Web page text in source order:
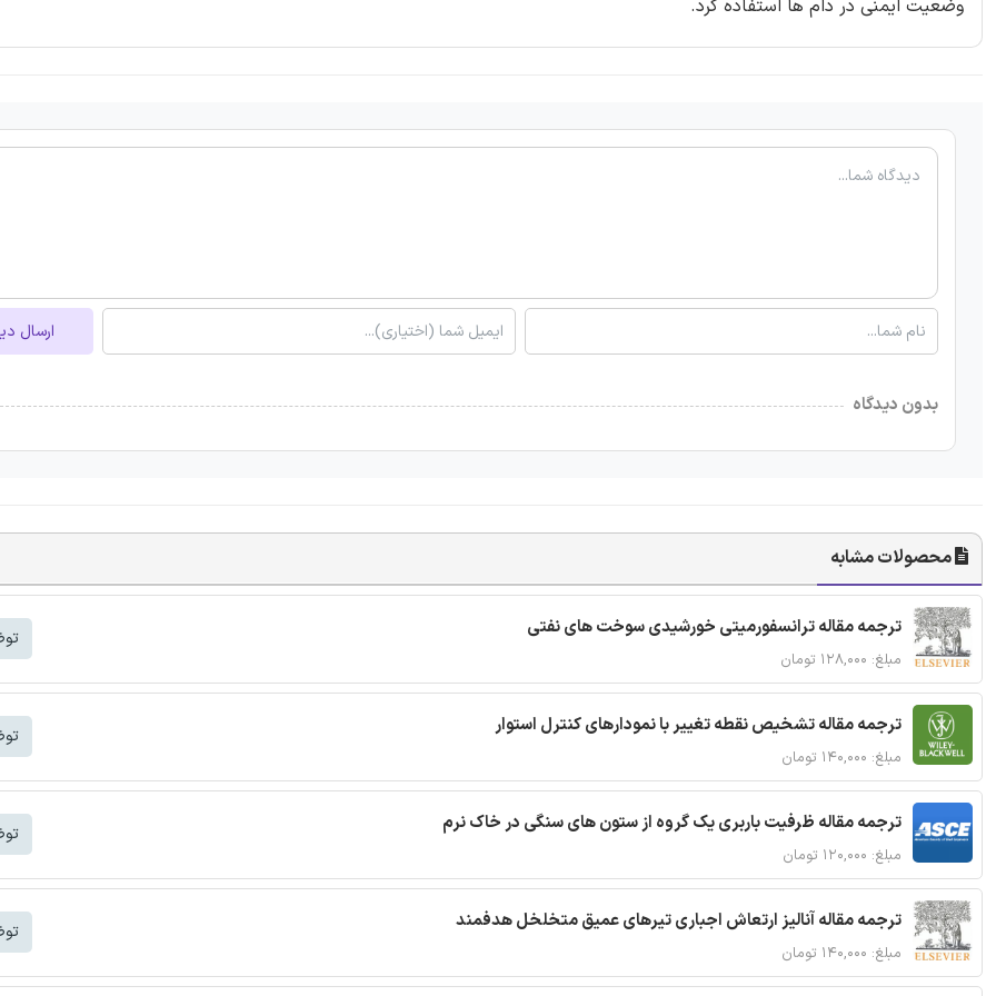
وضعیت ایمنی در دام ها استفاده کرد.
ارسال
بدون دیدگاه
محصولات مشابه
ترجمه مقاله ترانسفورمیتی خورشیدی سوخت های نفتی
مبلغ: ۱۲۸,۰۰۰ تومان
ترجمه مقاله تشخیص نقطه تغییر با نمودارهای کنترل استوار
مبلغ: ۱۴۰,۰۰۰ تومان
ترجمه مقاله ظرفیت باربری یک گروه از ستون های سنگی در خاک نرم
مبلغ: ۱۲۰,۰۰۰ تومان
ترجمه مقاله آنالیز ارتعاش اجباری تیرهای عمیق متخلخل هدفمند
مبلغ: ۱۴۰,۰۰۰ تومان